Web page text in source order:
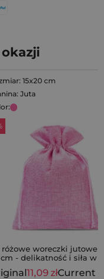
15x20 cm
Juta
różowe woreczki jutowe
- delikatność i siła w
11,09 złCurrent